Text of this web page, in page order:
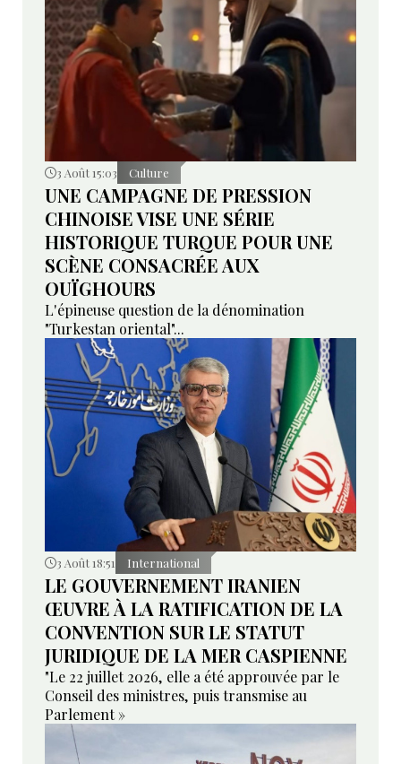
3 Août 15:03 Culture
UNE CAMPAGNE DE PRESSION
CHINOISE VISE UNE SÉRIE
HISTORIQUE TURQUE POUR UNE
SCÈNE CONSACRÉE AUX
OUÏGHOURS
L'épineuse question de la dénomination
"Turkestan oriental"...
3 Août 18:51 International
LE GOUVERNEMENT IRANIEN
ŒUVRE À LA RATIFICATION DE LA
CONVENTION SUR LE STATUT
JURIDIQUE DE LA MER CASPIENNE
"Le 22 juillet 2026, elle a été approuvée par le
Conseil des ministres, puis transmise au
Parlement »